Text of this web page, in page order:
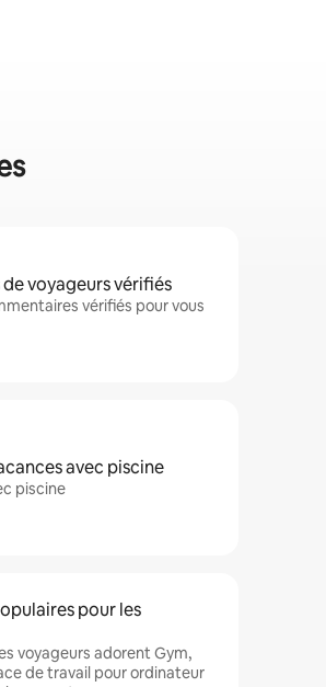
voyageurs vérifiés
vérifiés pour vous
avec piscine
piscine
pour les
voyageurs adorent Gym,
de travail pour ordinateur